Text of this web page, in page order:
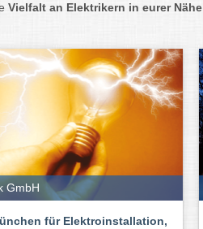
Vielfalt an Elektrikern in eurer Nähe
GmbH
für Elektroinstallation,